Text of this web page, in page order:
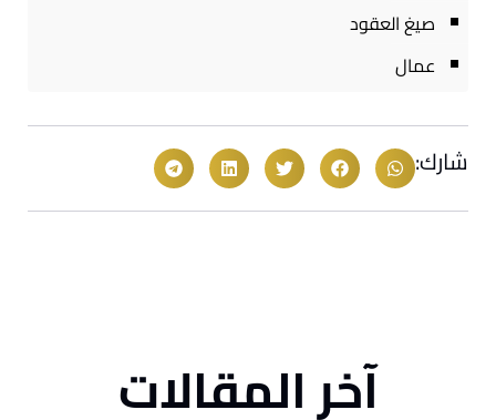
صيغ العقود
عمال
شارك:
آخر المقالات